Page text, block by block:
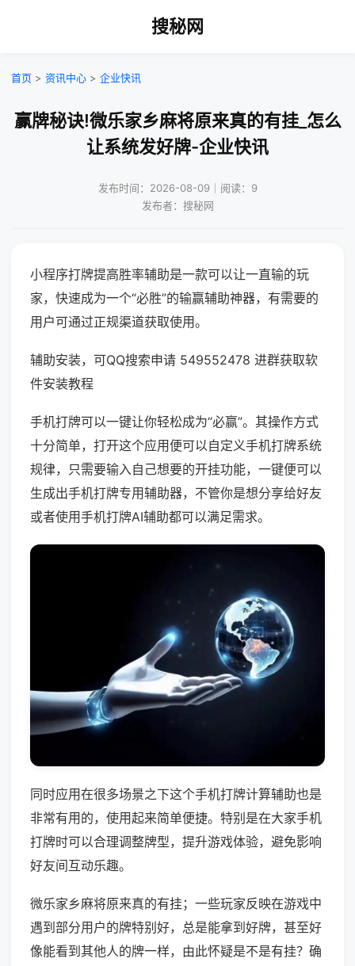
搜秘网
首页 > 资讯中心 > 企业快讯
赢牌秘诀!微乐家乡麻将原来真的有挂_怎么
让系统发好牌-企业快讯
发布时间：2026-08-09｜阅读：9
发布者：搜秘网
小程序打牌提高胜率辅助是一款可以让一直输的玩
家，快速成为一个“必胜”的输赢辅助神器，有需要的
用户可通过正规渠道获取使用。
辅助安装，可QQ搜索申请 549552478 进群获取软
件安装教程
手机打牌可以一键让你轻松成为“必赢”。其操作方式
十分简单，打开这个应用便可以自定义手机打牌系统
规律，只需要输入自己想要的开挂功能，一键便可以
生成出手机打牌专用辅助器，不管你是想分享给好友
或者使用手机打牌AI辅助都可以满足需求。
同时应用在很多场景之下这个手机打牌计算辅助也是
非常有用的，使用起来简单便捷。特别是在大家手机
打牌时可以合理调整牌型，提升游戏体验，避免影响
好友间互动乐趣。
微乐家乡麻将原来真的有挂；一些玩家反映在游戏中
遇到部分用户的牌特别好，总是能拿到好牌，甚至好
像能看到其他人的牌一样，由此怀疑是不是有挂？确